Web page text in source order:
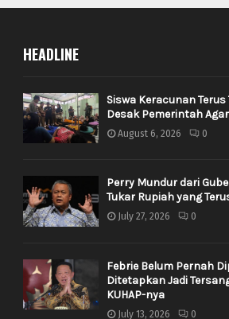
HEADLINE
Siswa Keracunan
Desak Pemerintah
August 6, 2026 0
Perry Mundur dari
Tukar Rupiah yang
July 27, 2026 0
Febrie Belum Pernah
Ditetapkan Jadi
KUHAP-nya
July 13, 2026 0